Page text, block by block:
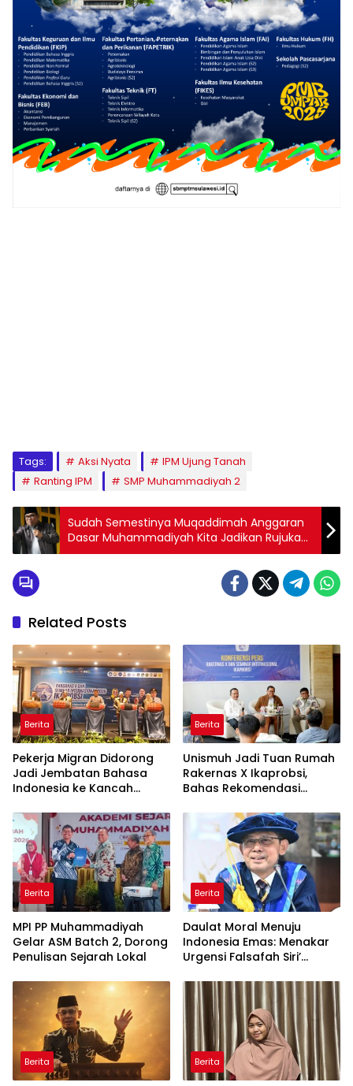
Tags: Aksi Nyata
IPM Ujung Tanah
Ranting IPM
SMP Muhammadiyah 2
Sudah Semestinya Muqaddimah Anggaran
Dasar Muhammadiyah Kita Jadikan Rujukan
Hidup
Related Posts
Berita
Pekerja Migran Didorong
Jadi Jembatan Bahasa
Indonesia ke Kancah
Berita
Unismuh Jadi Tuan Rumah
Rakernas X Ikaprobsi,
Bahas Rekomendasi
Indonesia di Tingkat
Global
Berita
MPI PP Muhammadiyah
Gelar ASM Batch 2, Dorong
Penulisan Sejarah Lokal
Berita
Daulat Moral Menuju
Indonesia Emas: Menakar
Urgensi Falsafah Siri’
Ancaman Kleptokrasi
Berita Berita